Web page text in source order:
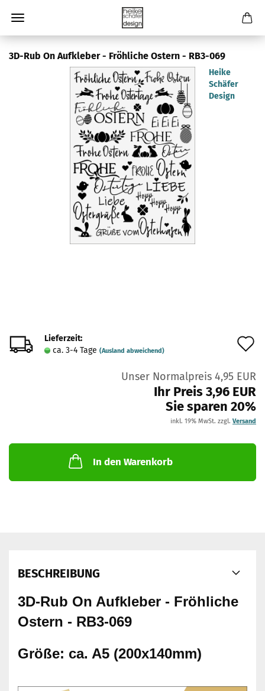
3D-Rub On Aufkleber - Fröhliche Ostern - RB3-069
Heike
Schäfer
Design
Lieferzeit:
ca. 3-4 Tage (Ausland abweichend)
Unser Normalpreis 4,95 EUR
Ihr Preis 3,96 EUR
Sie sparen 20%
inkl. 19% MwSt. zzgl. Versand
In den Warenkorb
BESCHREIBUNG
3D-Rub On Aufkleber - Fröhliche
Ostern - RB3-069
Größe: ca. A5 (200x140mm)